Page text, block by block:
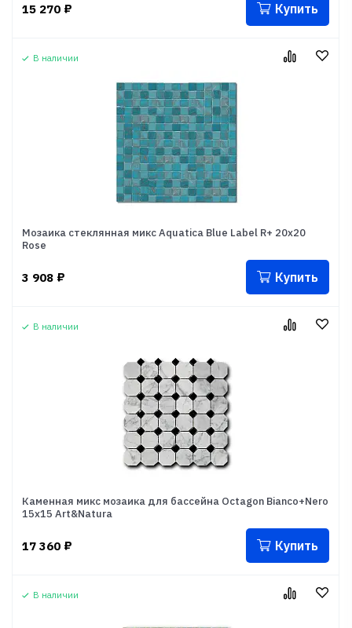
15 270 ₽ Купить
В наличии
Мозаика стеклянная микс Aquatica Blue Label R+ 20x20
Rose
3 908 ₽ Купить
В наличии
Каменная микс мозаика для бассейна Octagon Bianco+Nero
15х15 Art&Natura
17 360 ₽ Купить
В наличии